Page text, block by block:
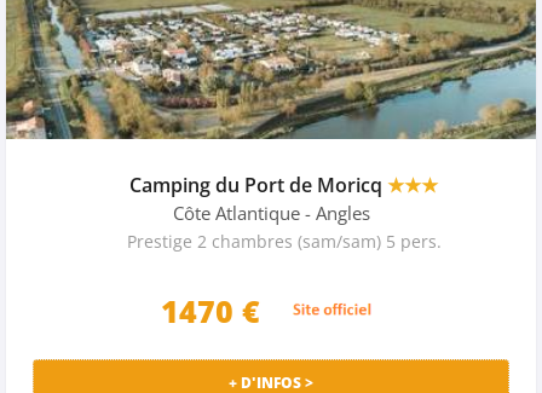
Camping du Port de Moricq ★★★
Côte Atlantique - Angles
Prestige 2 chambres (sam/sam) 5 pers.
1470 €
+ D'INFOS >